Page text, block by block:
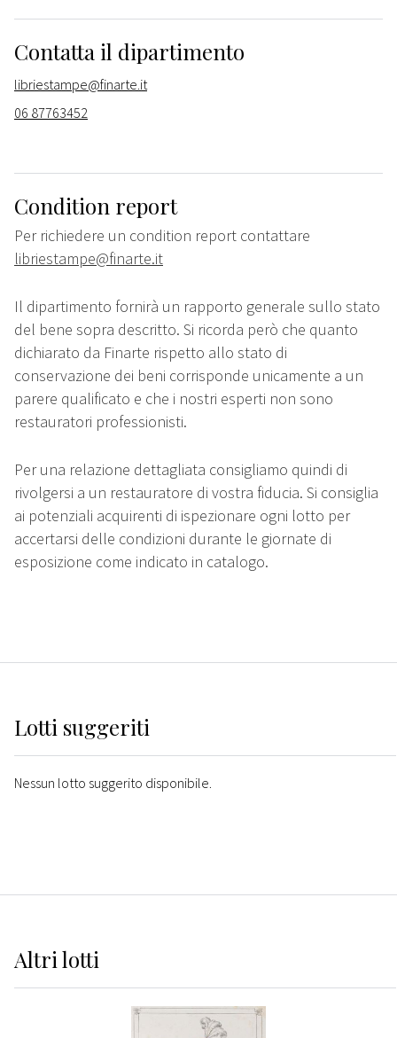
Contatta il dipartimento
libriestampe@finarte.it
06 87763452
Condition report
Per richiedere un condition report contattare
libriestampe@finarte.it
Il dipartimento fornirà un rapporto generale sullo stato
del bene sopra descritto. Si ricorda però che quanto
dichiarato da Finarte rispetto allo stato di
conservazione dei beni corrisponde unicamente a un
parere qualificato e che i nostri esperti non sono
restauratori professionisti.
Per una relazione dettagliata consigliamo quindi di
rivolgersi a un restauratore di vostra fiducia. Si consiglia
ai potenziali acquirenti di ispezionare ogni lotto per
accertarsi delle condizioni durante le giornate di
esposizione come indicato in catalogo.
Lotti suggeriti
Nessun lotto suggerito disponibile.
Altrilotti